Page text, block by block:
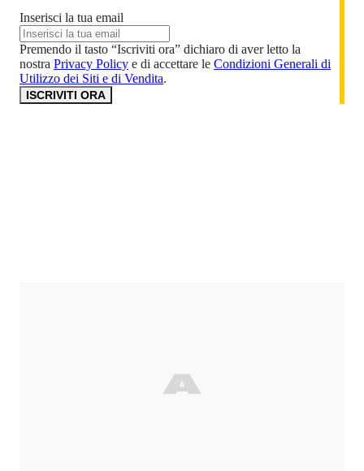
Inserisci la tua email
Premendo il tasto “Iscriviti ora” dichiaro di aver letto la
nostra Privacy Policy e di accettare le Condizioni Generali di
Utilizzo dei Siti e di Vendita.
ISCRIVITI ORA